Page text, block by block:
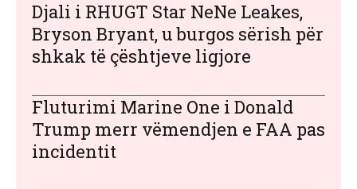
Djali i RHUGT Star NeNe Leakes,
Bryson Bryant, u burgos sërish për
shkak të çështjeve ligjore
Fluturimi Marine One i Donald
Trump merr vëmendjen e FAA pas
incidentit